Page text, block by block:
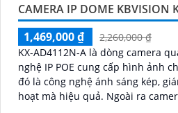
CAMERA IP DOME KBVISION
1,469,000 ₫
2,260,000 ₫
KX-AD4112N-A là dòng camera
nghệ IP POE cung cấp hình ảnh
đó là công nghệ ánh sáng kép,
hoạt mà hiệu quả. Ngoài ra camera IP KX-AD4112N-A còn